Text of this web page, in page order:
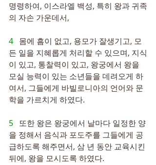
명령하여, 이스라엘 백성, 특히 왕과 귀족
의 자손 가운데서,
4 몸에 흠이 없고, 용모가 잘생기고, 모
든 일을 지혜롭게 처리할 수 있으며, 지식
이 있고, 통찰력이 있고, 왕궁에서 왕을
모실 능력이 있는 소년들을 데려오게 하
여서, 그들에게 바빌로니아의 언어와 문
학을 가르치게 하였다.
5 또한 왕은 왕궁에서 날마다 일정한 양
을 정해서 음식과 포도주를 그들에게 공
급하도록 해주면서, 삼 년 동안 교육시킨
뒤에, 왕을 모시도록 하였다.